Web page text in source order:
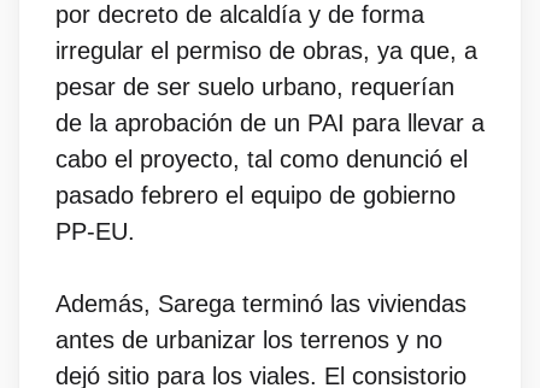
por decreto de alcaldía y de forma
irregular el permiso de obras, ya que, a
pesar de ser suelo urbano, requerían
de la aprobación de un PAI para llevar a
cabo el proyecto, tal como denunció el
pasado febrero el equipo de gobierno
PP-EU.
Además, Sarega terminó las viviendas
antes de urbanizar los terrenos y no
dejó sitio para los viales. El consistorio